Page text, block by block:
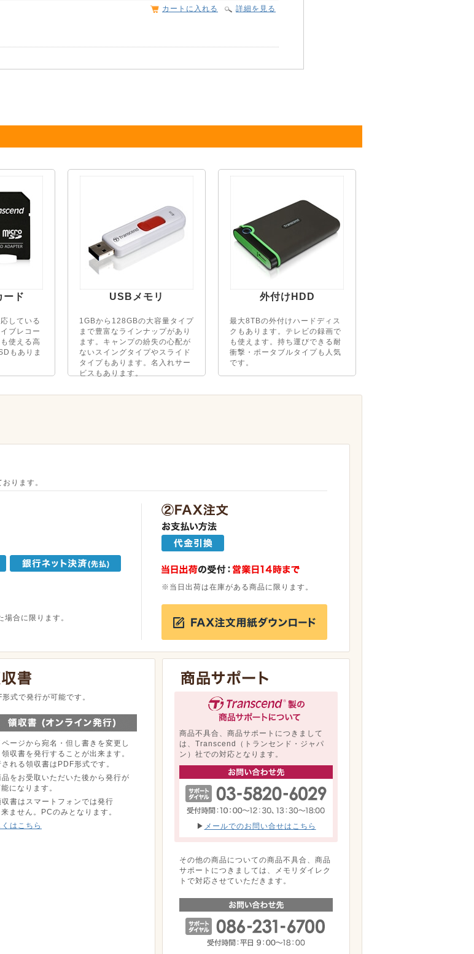
詳細を見る
カートに入れる
ド
している
ブレコー
使える高
もありま
USBメモリ
1GBから128GBの大容量タイプ
まで豊富なラインナップがあり
ます。キャンプの紛失の心配が
ないスイングタイプやスライド
タイプもあります。名入れサー
ビスもあります。
外付けHDD
最大8TBの外付けハードディス
クもあります。テレビの録画で
も使えます。持ち運びできる耐
衝撃・ポータブルタイプも人気
です。
ります。
合に限ります。
※当日出荷は在庫がある商品に限ります。
形式で発行が可能です。
ページから宛名・但し書きを変更し
領収書を発行することが出来ます。
される領収書はPDF形式です。
をお受取いただいた後から発行が
になります。
書はスマートフォンでは発行
ません。PCのみとなります。
はこちら
商品不具合、商品サポートにつきまして
は、Transcend（トランセンド・ジャパ
ン）社での対応となります。
▶ メールでのお問い合せはこちら
その他の商品についての商品不具合、商品
サポートにつきましては、メモリダイレク
トで対応させていただきます。